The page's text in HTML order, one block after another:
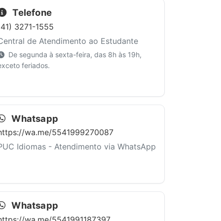
Telefone
3271-1555
de Atendimento ao Estudante
De segunda à sexta-feira, das 8h às 19h,
feriados.
Whatsapp
wa.me/5541999270087
Idiomas - Atendimento via WhatsApp
Whatsapp